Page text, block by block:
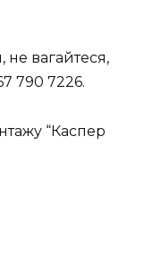
не вагайтеся,
790 7226.
“Каспер